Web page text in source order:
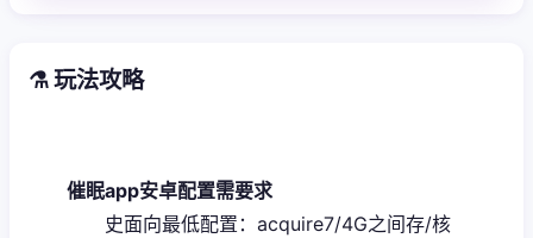
⚗️ 玩法攻略
催眠app安卓配置需要求
​史面向最低配置​ ​：acquire7/4G之间存/核